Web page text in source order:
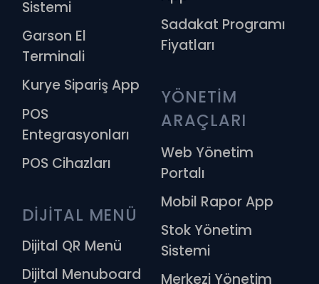
Sistemi
Garson El
Terminali
Kurye Sipariş App
POS
Entegrasyonları
POS Cihazları
DİJİTAL MENÜ
Dijital QR Menü
Dijital Menuboard
Sadakat Programı
Fiyatları
YÖNETİM
ARAÇLARI
Web Yönetim
Portalı
Mobil Rapor App
Stok Yönetim
Sistemi
Merkezi Yönetim